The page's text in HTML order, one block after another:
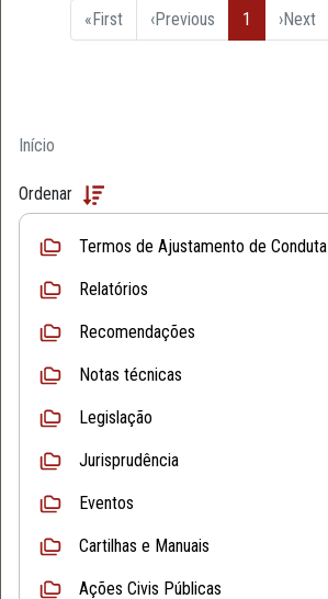
« First ‹Previous 1 ›Next
Início
Ordenar
Termos de Ajustamento de Conduta
Relatórios
Recomendações
Notas técnicas
Legislação
Jurisprudência
Eventos
Cartilhas e Manuais
Ações Civis Públicas